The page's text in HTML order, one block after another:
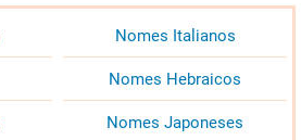
Nomes Italianos
Nomes Hebraicos
Nomes Japoneses